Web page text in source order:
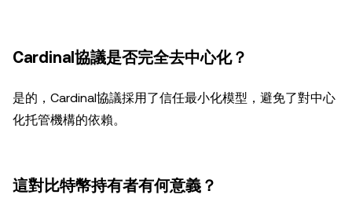
Cardinal協議是否完全去中心化？
是的，Cardinal協議採用了信任最小化模型，避免了對中心
化托管機構的依賴。
這對比特幣持有者有何意義？